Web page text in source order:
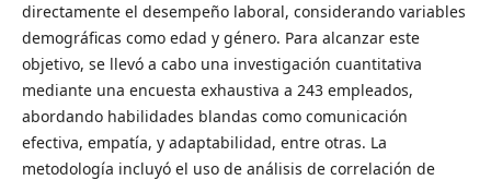
directamente el desempeño laboral, considerando variables
demográficas como edad y género. Para alcanzar este
objetivo, se llevó a cabo una investigación cuantitativa
mediante una encuesta exhaustiva a 243 empleados,
abordando habilidades blandas como comunicación
efectiva, empatía, y adaptabilidad, entre otras. La
metodología incluyó el uso de análisis de correlación de